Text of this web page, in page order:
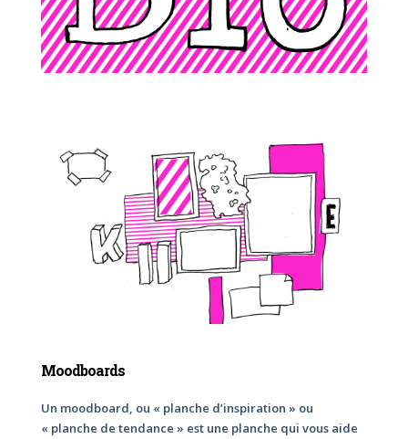
Moodboards
Un moodboard, ou « planche d’inspiration » ou
« planche de tendance » est une planche qui vous aide